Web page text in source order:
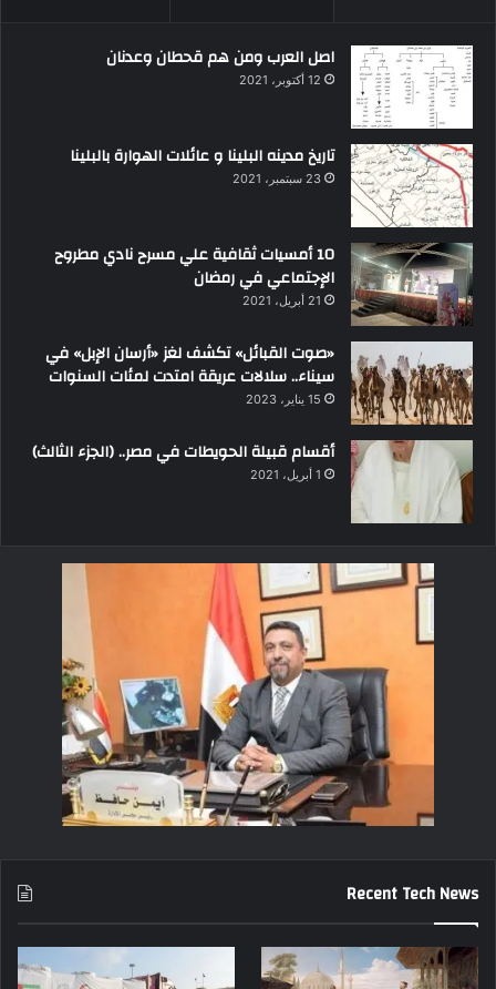
اصل العرب ومن هم قحطان وعدنان
12 أكتوبر، 2021
تاريخ مدينه البلينا و عائلات الهوارة بالبلينا
23 سبتمبر، 2021
10 أمسيات ثقافية علي مسرح نادي مطروح
الإجتماعي في رمضان
21 أبريل، 2021
«صوت القبائل» تكشف لغز «أرسان الإبل» في
سيناء.. سلالات عريقة امتدت لمئات السنوات
15 يناير، 2023
أقسام قبيلة الحويطات في مصر.. (الجزء الثالث)
1 أبريل، 2021
Recent Tech News